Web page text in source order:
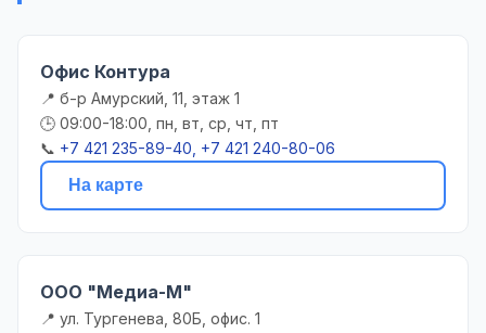
Офис Контура
📍 б-р Амурский, 11, этаж 1
🕒 09:00-18:00, пн, вт, ср, чт, пт
📞 +7 421 235-89-40, +7 421 240-80-06
На карте
ООО "Медиа-М"
📍 ул. Тургенева, 80Б, офис. 1